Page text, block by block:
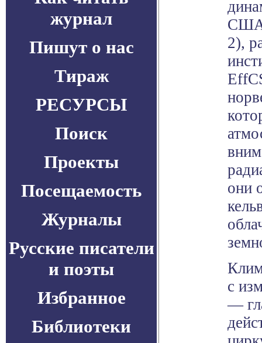
журнал
Пишут о нас
Тираж
РЕСУРСЫ
Поиск
Проекты
Посещаемость
Журналы
Русские писатели
и поэты
Избранное
Библиотеки
США,
2),
они
с
—